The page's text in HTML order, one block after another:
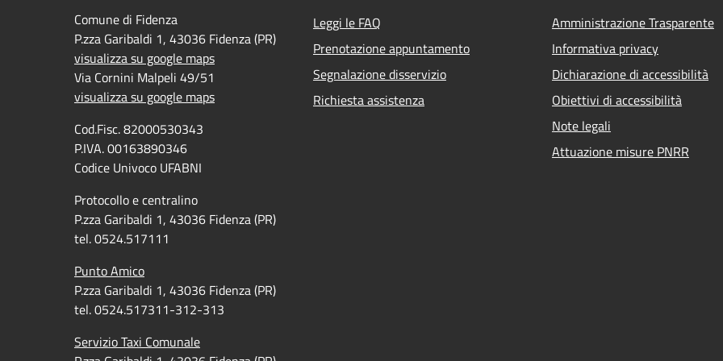
Comune di Fidenza
P.zza Garibaldi 1, 43036 Fidenza (PR)
visualizza su google maps
Via Cornini Malpeli 49/51
visualizza su google maps
Cod.Fisc. 82000530343
P.IVA. 00163890346
Codice Univoco UFABNI
Protocollo e centralino
P.zza Garibaldi 1, 43036 Fidenza (PR)
tel. 0524.517111
Punto Amico
P.zza Garibaldi 1, 43036 Fidenza (PR)
tel. 0524.517311-312-313
Servizio Taxi Comunale
Leggi le FAQ
Prenotazione appuntamento
Segnalazione disservizio
Richiesta assistenza
Amministrazione Trasparente
Informativa privacy
Dichiarazione di accessibilità
Obiettivi di accessibilità
Note legali
Attuazione misure PNRR